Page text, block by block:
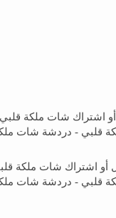
اشتراك شات ملكة
قلبي - دردشة شات
اشتراك شات ملكة
قلبي - دردشة شات